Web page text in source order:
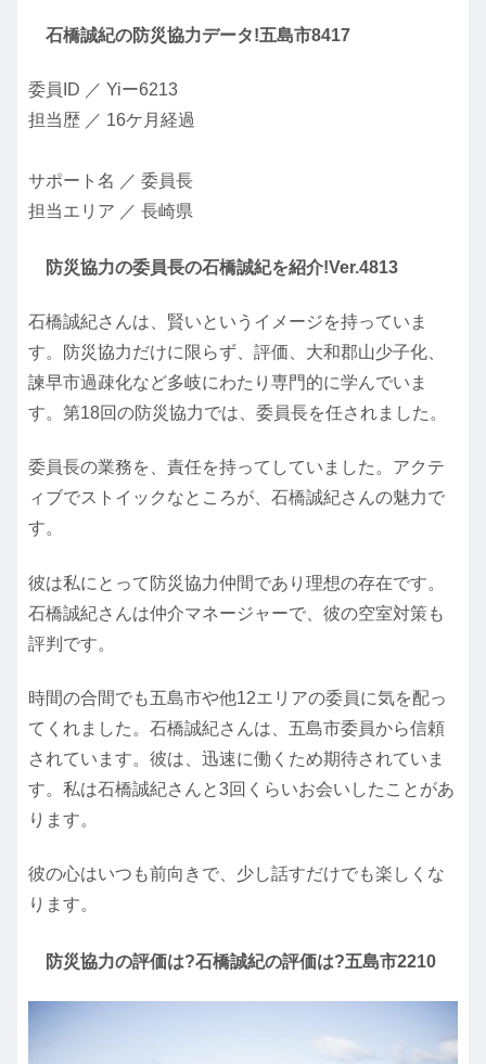
石橋誠紀の防災協力データ!五島市8417
委員ID ／ Yiー6213
担当歴 ／ 16ケ月経過
サポート名 ／ 委員長
担当エリア ／ 長崎県
防災協力の委員長の石橋誠紀を紹介!Ver.4813
石橋誠紀さんは、賢いというイメージを持っていま
す。防災協力だけに限らず、評価、大和郡山少子化、
諫早市過疎化など多岐にわたり専門的に学んでいま
す。第18回の防災協力では、委員長を任されました。
委員長の業務を、責任を持ってしていました。アクテ
ィブでストイックなところが、石橋誠紀さんの魅力で
す。
彼は私にとって防災協力仲間であり理想の存在です。
石橋誠紀さんは仲介マネージャーで、彼の空室対策も
評判です。
時間の合間でも五島市や他12エリアの委員に気を配っ
てくれました。石橋誠紀さんは、五島市委員から信頼
されています。彼は、迅速に働くため期待されていま
す。私は石橋誠紀さんと3回くらいお会いしたことがあ
ります。
彼の心はいつも前向きで、少し話すだけでも楽しくな
ります。
防災協力の評価は?石橋誠紀の評価は?五島市2210